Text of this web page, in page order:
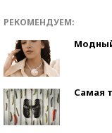
РЕКОМЕНДУЕМ:
Самая